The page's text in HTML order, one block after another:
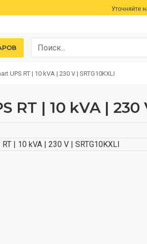
Уточняйте
UPS RT | 10 kVA | 230 V | SRTG10KXLI
RT | 10 kVA | 230